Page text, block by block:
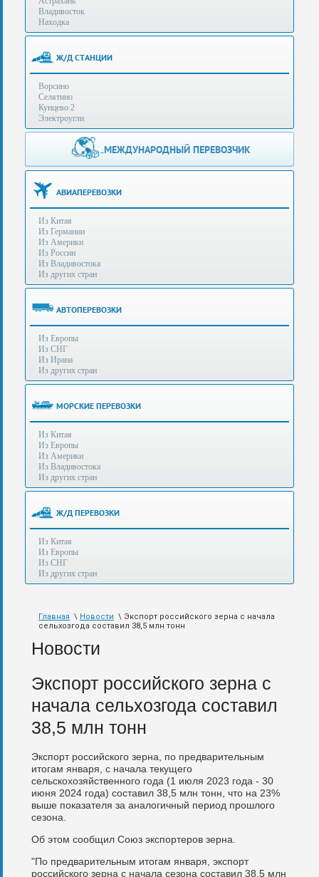
услуг
Контакты
Заказать
звонок
Сделать
запрос
Многоканальный
телефон:
(495)
788-
Бесплатные
консультации
(Без
выходных
8:00
до
21:30)
Таможенное
оформление
грузов
аэропортах
Москвы
Шереметьево,
Внуково,
также
авиа,
железной
дороге.
Дополнительные
+7 (929) 575-
96-62
+7 (925) 104-
15-94
e-mail:info@s-standard.ru
Владивосток
Находка
Ж/Д СТАНЦИИ
Ворсино
Селятино
Кунцево 2
Электроугли
МЕЖДУНАРОДНЫЙ ПЕРЕВОЗЧИК
АВИАПЕРЕВОЗКИ
Из Китая
Из Германии
Из Америки
Из России
Из Владивостока
Из других стран
АВТОПЕРЕВОЗКИ
Из Европы
Из СНГ
Из Ирана
Из других стран
МОРСКИЕ ПЕРЕВОЗКИ
Из Китая
Из Европы
Из Америки
Из Владивостока
Из других стран
Ж/Д ПЕРЕВОЗКИ
Из Китая
Из Европы
Из СНГ
Из других стран
Главная \ Новости \ Экспорт российского зерна с начала
сельхозгода составил 38,5 млн тонн
Новости
Экспорт российского зерна с
начала сельхозгода составил
38,5 млн тонн
Экспорт российского зерна, по предварительным
итогам января, с начала текущего
сельскохозяйственного года (1 июля 2023 года - 30
июня 2024 года) составил 38,5 млн тонн, что на 23%
выше показателя за аналогичный период прошлого
сезона.
Об этом сообщил Союз экспортеров зерна.
"По предварительным итогам января, экспорт
российского зерна с начала сезона составил 38,5 млн